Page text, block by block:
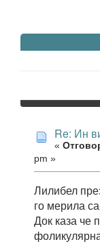
Re: Ин
«
pm »
Лилибел
го мерила
Док каза че